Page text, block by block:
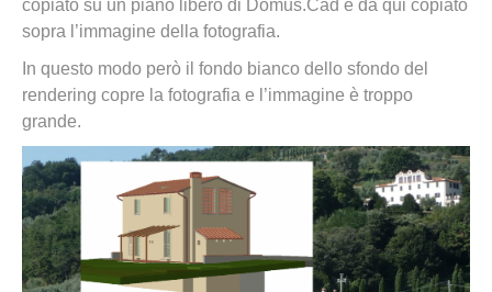
copiato su un piano libero di Domus.Cad e da qui copiato
sopra l’immagine della fotografia.
In questo modo però il fondo bianco dello sfondo del
rendering copre la fotografia e l’immagine è troppo
grande.